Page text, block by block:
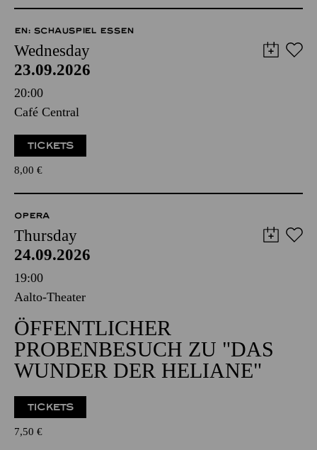
EN: SCHAUSPIEL ESSEN
Wednesday
23.09.2026
20:00
Café Central
TICKETS
8,00 €
OPERA
Thursday
24.09.2026
19:00
Aalto-Theater
ÖFFENTLICHER
PROBENBESUCH ZU "DAS
WUNDER DER HELIANE"
TICKETS
7,50 €